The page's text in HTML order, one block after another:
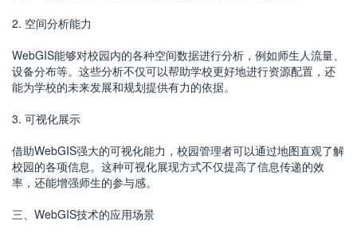
2. 空间分析能力
WebGIS能够对校园内的各种空间数据进行分析，例如师生人流量、
设备分布等。这些分析不仅可以帮助学校更好地进行资源配置，还
能为学校的未来发展和规划提供有力的依据。
3. 可视化展示
借助WebGIS强大的可视化能力，校园管理者可以通过地图直观了解
校园的各项信息。这种可视化展现方式不仅提高了信息传递的效
率，还能增强师生的参与感。
三、WebGIS技术的应用场景